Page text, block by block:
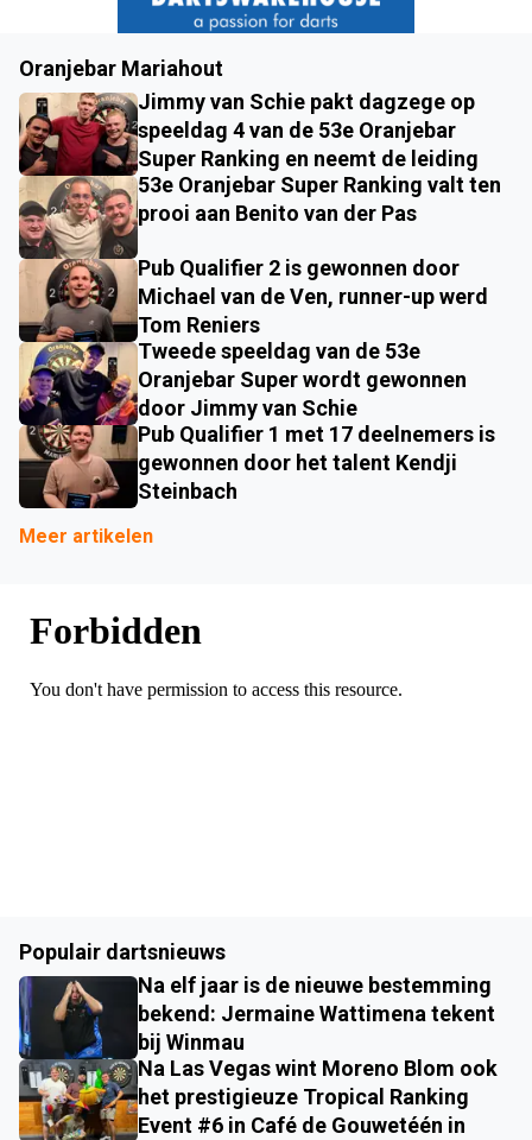
Oranjebar Mariahout
Jimmy van Schie pakt dagzege op
speeldag 4 van de 53e Oranjebar
Super Ranking en neemt de leiding
53e Oranjebar Super Ranking valt ten
prooi aan Benito van der Pas
Pub Qualifier 2 is gewonnen door
Michael van de Ven, runner-up werd
Tom Reniers
Tweede speeldag van de 53e
Oranjebar Super wordt gewonnen
door Jimmy van Schie
Pub Qualifier 1 met 17 deelnemers is
gewonnen door het talent Kendji
Steinbach
Meer artikelen
Populair dartsnieuws
Na elf jaar is de nieuwe bestemming
bekend: Jermaine Wattimena tekent
bij Winmau
Na Las Vegas wint Moreno Blom ook
het prestigieuze Tropical Ranking
Event #6 in Café de Gouwetéén in